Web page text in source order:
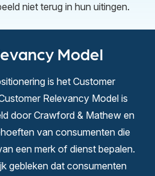
niet terug in hun uitingen.
Model
is het Customer
Relevancy Model is
door Crawford & Mathew en
van consumenten die
een merk of dienst bepalen.
gebleken dat consumenten